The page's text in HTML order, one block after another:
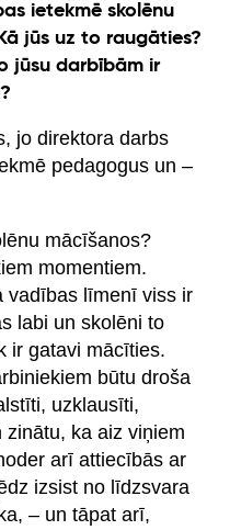
ietekmē skolēnu
jūs uz to raugāties?
jūsu darbībām ir
jo direktora darbs
pedagogus un –
mācīšanos?
momentiem.
vadības līmenī viss ir
labi un skolēni to
ir gatavi mācīties.
būtu droša
uzklausīti,
ka aiz viņiem
arī attiecībās ar
izsist no līdzsvara
– un tāpat arī,